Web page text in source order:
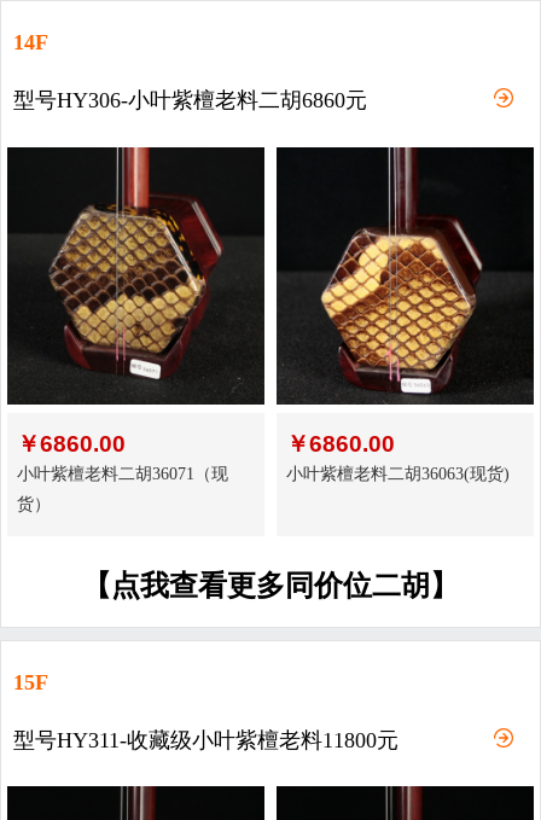
14F
型号HY306-小叶紫檀老料二胡6860元
￥6860.00
小叶紫檀老料二胡36071（现
货）
￥6860.00
小叶紫檀老料二胡36063(现货)
【点我查看更多同价位二胡】
15F
型号HY311-收藏级小叶紫檀老料11800元